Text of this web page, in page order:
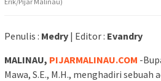
Penulis : Medry | Editor : Evandry
MALINAU, PIJARMALINAU.COM -
Mawa, S.E., M.H., menghadiri sebuah